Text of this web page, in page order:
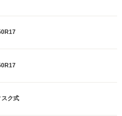
スク式